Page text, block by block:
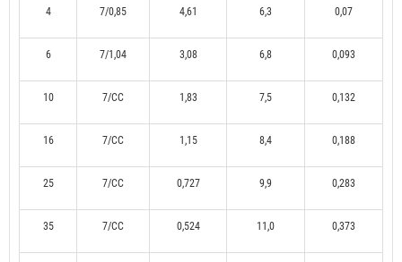
4 7/0,85 4,61 6,3 0,07
6 7/1,04 3,08 6,8 0,093
10 7/CC 1,83 7,5 0,132
16 7/CC 1,15 8,4 0,188
25 7/CC 0,727 9,9 0,283
35 7/CC 0,524 11,0 0,373